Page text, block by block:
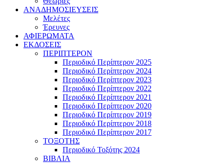
ΑΝΑΔΗΜΟΣΙΕΥΣΕΙΣ
Μελέτες
Έρευνες
ΑΦΙΕΡΩΜΑΤΑ
ΕΚΔΟΣΕΙΣ
ΠΕΡΙΠΤΕΡΟΝ
Περιοδικό Περίπτερον 2025
Περιοδικό Περίπτερον 2024
Περιοδικό Περίπτερον 2023
Περιοδικό Περίπτερον 2022
Περιοδικό Περίπτερον 2021
Περιοδικό Περίπτερον 2020
Περιοδικό Περίπτερον 2019
Περιοδικό Περίπτερον 2018
Περιοδικό Περίπτερον 2017
ΤΟΞΟΤΗΣ
Περιοδικό Τοξότης 2024
ΒΙΒΛΙΑ